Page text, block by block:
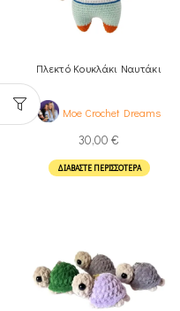
Πλεκτό Κουκλάκι Ναυτάκι
Moe Crochet Dreams
30,00 €
ΔΙΑΒΆΣΤΕ ΠΕΡΙΣΣΌΤΕΡΑ